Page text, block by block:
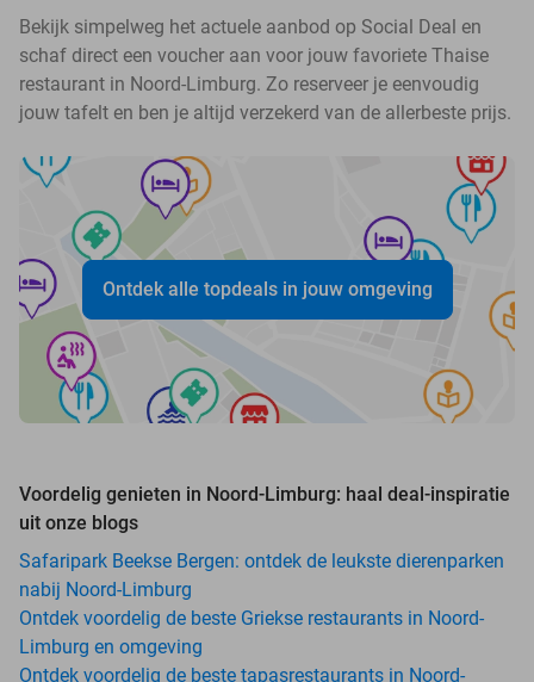
Bekijk simpelweg het actuele aanbod op Social Deal en
schaf direct een voucher aan voor jouw favoriete Thaise
restaurant in Noord-Limburg. Zo reserveer je eenvoudig
jouw tafelt en ben je altijd verzekerd van de allerbeste prijs.
Ontdek alle topdeals in jouw omgeving
Voordelig genieten in Noord-Limburg: haal deal-inspiratie
uit onze blogs
Safaripark Beekse Bergen: ontdek de leukste dierenparken
nabij Noord-Limburg
Ontdek voordelig de beste Griekse restaurants in Noord-
Limburg en omgeving
Ontdek voordelig de beste tapasrestaurants in Noord-